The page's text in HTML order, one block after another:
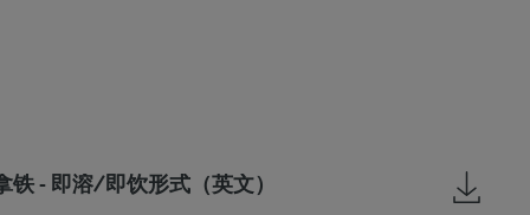
铁 - 即溶/即饮形式（英文）